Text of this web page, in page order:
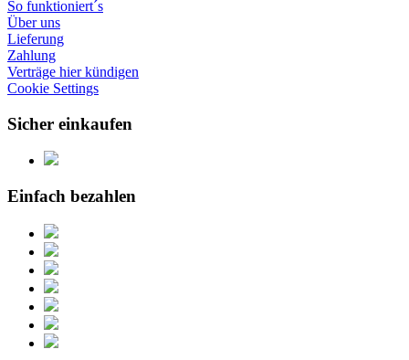
So funktioniert´s
Über uns
Lieferung
Zahlung
Verträge hier kündigen
Cookie Settings
Sicher einkaufen
Einfach bezahlen